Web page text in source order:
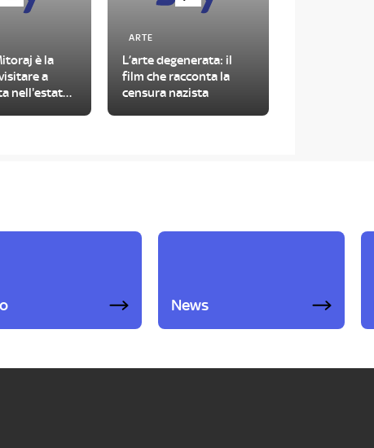
è la
a
nell'estate
ARTE
L’arte degenerata: il
film che racconta la
censura nazista
News